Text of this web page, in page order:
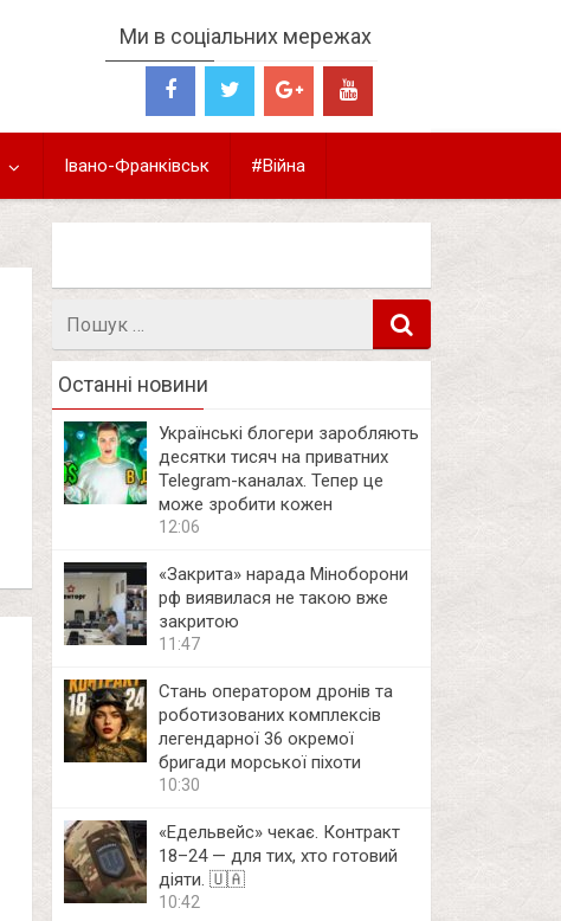
Ми в соціальних мережах
Івано-Франківськ #Війна
Останні новини
Українські блогери заробляють
десятки тисяч на приватних
Telegram-каналах. Тепер це
може зробити кожен
12:06
«Закрита» нарада Міноборони
рф виявилася не такою вже
закритою
11:47
Стань оператором дронів та
роботизованих комплексів
легендарної 36 окремої
бригади морської піхоти
10:30
«Едельвейс» чекає. Контракт
18–24 — для тих, хто готовий
діяти. 🇺🇦
10:42